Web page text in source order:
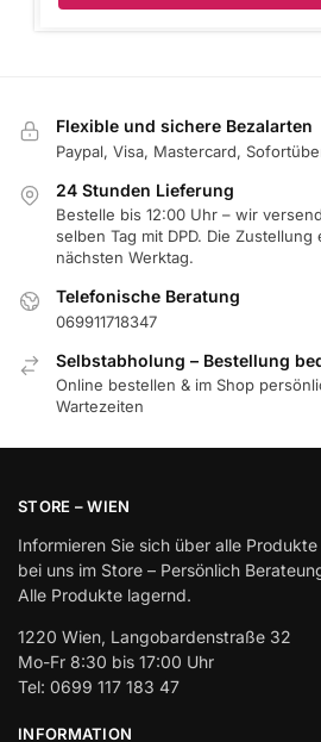
Flexible und sichere Bezalarten
Paypal, Visa, Mastercard,
24 Stunden Lieferung
Bestelle bis 12:00 Uhr – wir
selben Tag mit DPD. Die
nächsten Werktag.
Telefonische Beratung
069911718347
Selbstabholung – Bestellung
Online bestellen & im Shop
Wartezeiten
STORE – WIEN
Informieren Sie sich über alle Produkte
bei uns im Store – Persönlich
Alle Produkte lagernd.
1220 Wien, Langobardenstraße 32
Mo-Fr 8:30 bis 17:00 Uhr
Tel: 0699 117 183 47
INFORMATION